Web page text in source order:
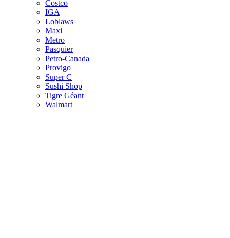
Costco
IGA
Loblaws
Maxi
Metro
Pasquier
Petro-Canada
Provigo
Super C
Sushi Shop
Tigre Géant
Walmart